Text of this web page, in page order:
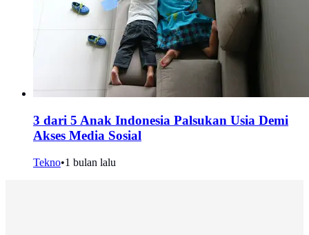
3 dari 5 Anak Indonesia Palsukan Usia Demi
Akses Media Sosial
Tekno•1 bulan lalu